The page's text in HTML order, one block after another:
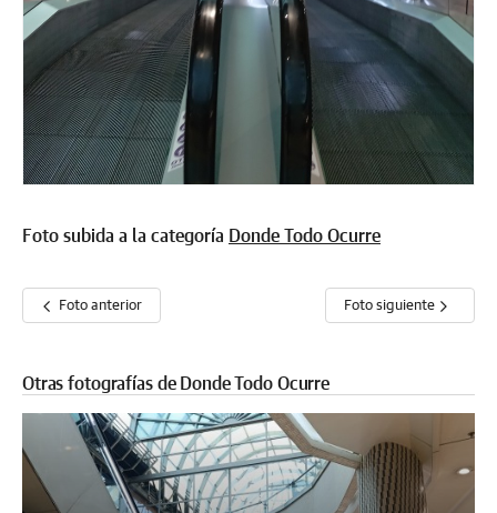
Foto subida a la categoría Donde Todo Ocurre
Foto anterior Foto siguiente
Otras fotografías de Donde Todo Ocurre